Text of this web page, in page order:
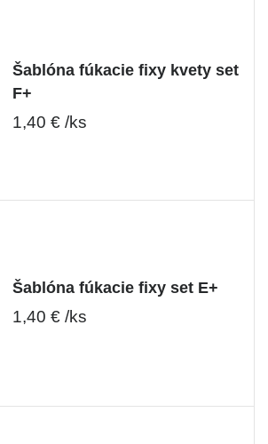
Šablóna fúkacie fixy kvety set
F+
1,40 € /ks
Šablóna fúkacie fixy set E+
1,40 € /ks